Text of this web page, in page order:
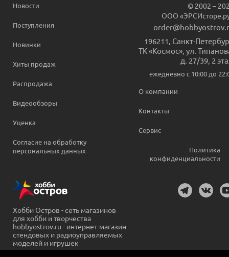
Новости
Поступления
Новинки
Хиты продаж
Распродажа
Видеообзоры
Уценка
Согласие на обработку
персональных данных
© 2002 –
ООО
196211 Санкт-
ТК «Космос», ул.
д. 27/39, 2
ежедневно c 10:00 до
О компании
Контакты
Сервис
Политика
конфиденциальности
Хобби Остров - сеть магазинов
для хобби и творчества
hobbyostrov.ru - интернет-магазин
стендовых и радиоуправляемых
моделей и игрушек